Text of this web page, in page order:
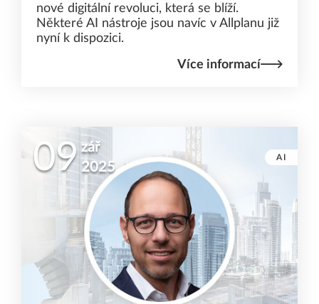
nové digitální revoluci, která se blíží.
Některé AI nástroje jsou navíc v Allplanu již
nyní k dispozici.
Více informací
09 zář
2025
AI